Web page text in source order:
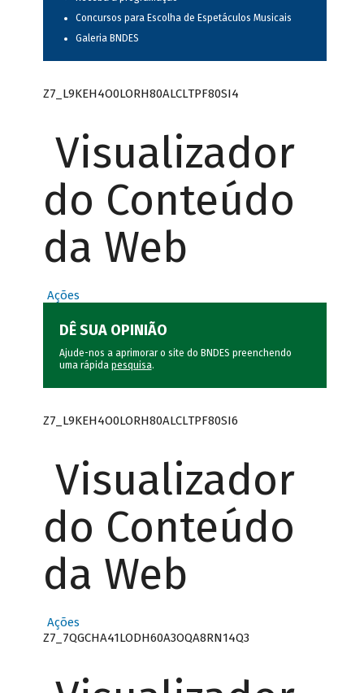
Concursos para Escolha de Espetáculos Musicais
Galeria BNDES
Z7_L9KEH4O0LORH80ALCLTPF80SI4
Visualizador
do Conteúdo
da Web
Ações
DÊ SUA OPINIÃO
Ajude-nos a aprimorar o site do BNDES preenchendo
uma rápida pesquisa.
Z7_L9KEH4O0LORH80ALCLTPF80SI6
Visualizador
do Conteúdo
da Web
Ações
Z7_7QGCHA41LODH60A3OQA8RN14Q3